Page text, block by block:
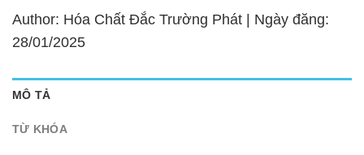
Author: Hóa Chất Đắc Trường Phát | Ngày đăng:
28/01/2025
MÔ TẢ
TỪ KHÓA